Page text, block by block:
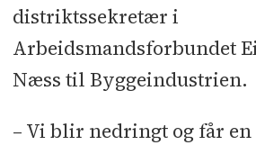
distriktssekretær i
Arbeidsmandsforbundet
Næss til Byggeindustrien.
– Vi blir nedringt og får